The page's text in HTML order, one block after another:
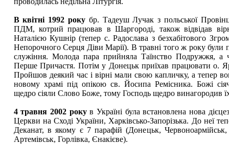
В квітні 1992 рокубр. Тадеуш Лучак з польської
ПДМ, котрий працював в Шаргороді, також відвідав
Наталією Кушнір (тепер с. Радослава з безхабітового
Непорочного Серця Діви Марії). В травні того ж року були
служіння. Молода пара прийняла Таїнство Подружжя, а
Перше Причастя. Потім у Донецьк приїхав працювати о.
Пройшов деякий час і вірні мали свою капличку, а тепер
новому храмі під опікою св. Йосипа Ремісника. Божі
щедро сіяли Слово Боже, тому Господь щедро винагородив
4 травня 2002 рокув Україні була встановлена нова
Церкви на Сході України, Харківсько-Запорізька. До неї
Деканат, в якому є 7 парафій (Донецьк, Червоноармійськ,
Артемівськ, Горлівка, Єнакієве).